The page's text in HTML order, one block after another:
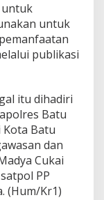
untuk
untuk
publikasi
itu dihadiri
Batu
Kota Batu
dan
Cukai
PP
(Hum/Kr1)